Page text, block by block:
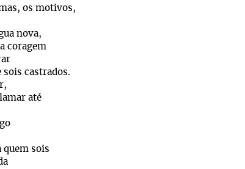
os motivos,
nova,
coragem
sois castrados.
até
quem sois